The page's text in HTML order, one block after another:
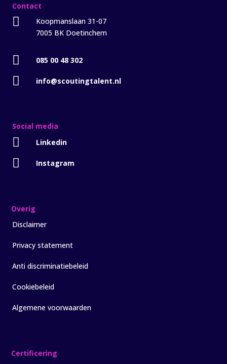
Contact

Koopmanslaan 31-07
7005 BK Doetinchem
 085 00 48 302
 info@scoutingtalent.nl
Social media
 Linkedin
 Instagram
Overig
Disclaimer
Privacy statement
Anti discriminatiebeleid
Cookiebeleid
Algemene voorwaarden
Certificering